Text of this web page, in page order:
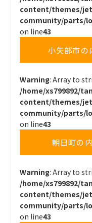
content/themes/
community/parts/
on line43
小矢部市の
Warning: Array to
/home/xs799892/
content/themes/
community/parts/
on line43
朝日町の
Warning: Array to
/home/xs799892/
content/themes/
community/parts/
on line43